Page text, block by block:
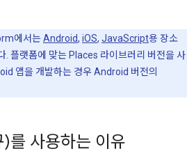
에서는Android, iOS, JavaScript용 장소
. 플랫폼에 맞는 Places 라이브러리 버전을 사
앱을 개발하는 경우 Android 버전의
를 사용하는 이유